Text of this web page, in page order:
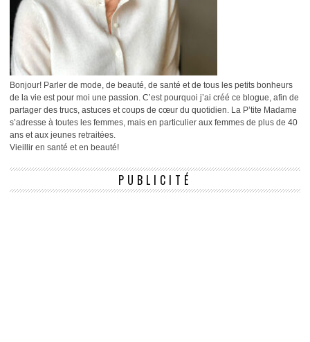
Bonjour! Parler de mode, de beauté, de santé et de tous les petits bonheurs
de la vie est pour moi une passion. C’est pourquoi j’ai créé ce blogue, afin de
partager des trucs, astuces et coups de cœur du quotidien. La P’tite Madame
s’adresse à toutes les femmes, mais en particulier aux femmes de plus de 40
ans et aux jeunes retraitées.
Vieillir en santé et en beauté!
PUBLICITÉ